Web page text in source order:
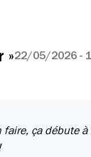
»22/05/2026 -
faire, ça débute